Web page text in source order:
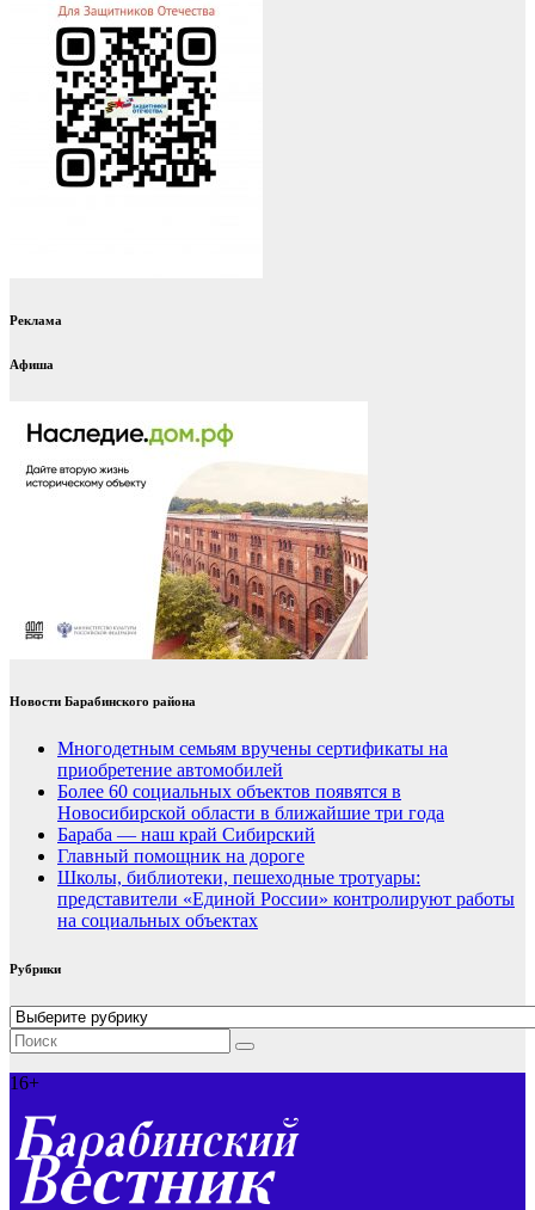
Реклама
Афиша
Новости Барабинского района
Многодетным семьям вручены сертификаты на
приобретение автомобилей
Более 60 социальных объектов появятся в
Новосибирской области в ближайшие три года
Бараба — наш край Сибирский
Главный помощник на дороге
Школы, библиотеки, пешеходные тротуары:
представители «Единой России» контролируют работы
на социальных объектах
Рубрики
Рубрики
16+